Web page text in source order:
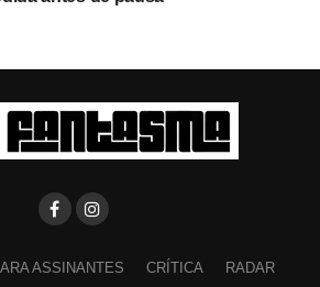
ASSINANTES CRÍTICA
RADAR